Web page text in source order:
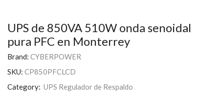
UPS de 850VA 510W onda senoidal
pura PFC en Monterrey
Brand: CYBERPOWER
SKU: CP850PFCLCD
Category: UPS Regulador de Respaldo